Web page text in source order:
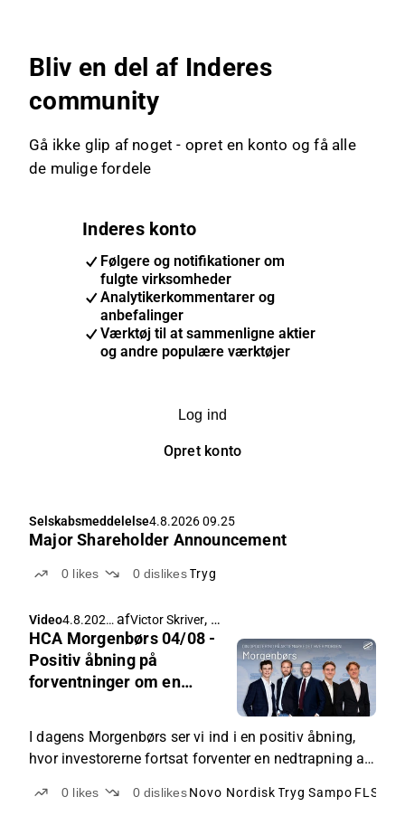
Bliv en del af Inderes
community
Gå ikke glip af noget - opret en konto og få alle
de mulige fordele
Inderes konto
Følgere og notifikationer om
fulgte virksomheder
Analytikerkommentarer og
anbefalinger
Værktøj til at sammenligne aktier
og andre populære værktøjer
Log ind
Opret konto
Selskabsmeddelelse4.8.2026 09.25
Major Shareholder Announcement
0 likes 0 dislikes Tryg
Video4.8.2026
07.16
afVictor Skriver, Jacob Frehr
HCA Morgenbørs 04/08 -
Positiv åbning på
forventninger om en
I dagens Morgenbørs ser vi ind i en positiv åbning,
hvor investorerne fortsat forventer en nedtrapning af
søndags. Herhjemme er der blandt andet fokus på
0 likes 0 dislikes Novo Nordisk Tryg Sampo